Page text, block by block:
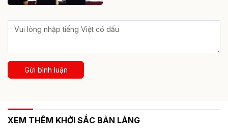
Gửi bình luận
XEM THÊM KHỞI SẮC BẢN LÀNG